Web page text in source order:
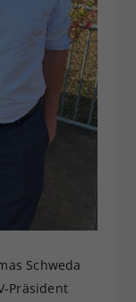
Schweda
Präsident